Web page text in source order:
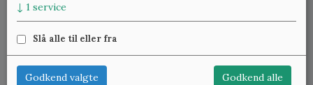
22 25 69 11
lennart@studinski.dk
↓ 1 service
Slå alle til eller fra
Godkend valgte Godkend alle